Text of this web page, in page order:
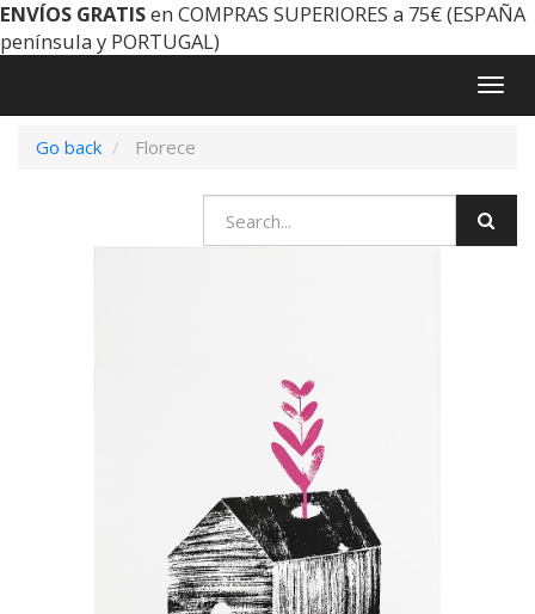
ENVÍOS GRATISen COMPRAS SUPERIORES a 75€ (ESPAÑA
península y PORTUGAL)
Go back
Florece